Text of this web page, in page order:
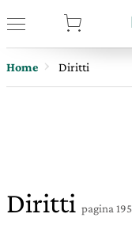
Home Diritti
Diritti pagina 195